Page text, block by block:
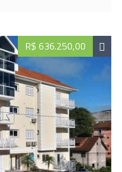
R$ 636.250,00